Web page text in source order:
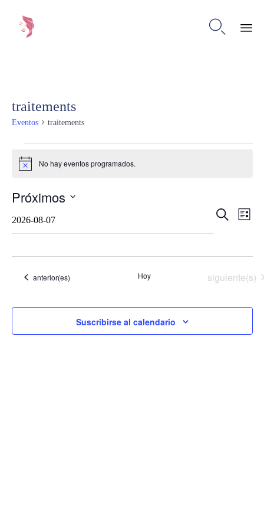

traitements
Eventos traitements
Eventos
Aviso No hay eventos programados.
de
y
Buscar
de
Lista
Próximos
la
Eventos
anterior(es) Hoy Eventos
siguiente(s)
Suscribirse al calendario